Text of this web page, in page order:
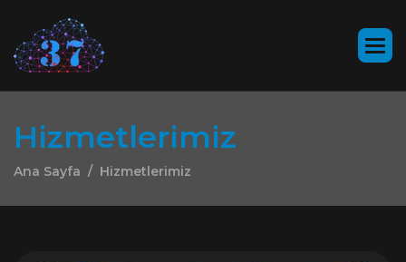
Hizmetlerimiz
Ana Sayfa Hizmetlerimiz